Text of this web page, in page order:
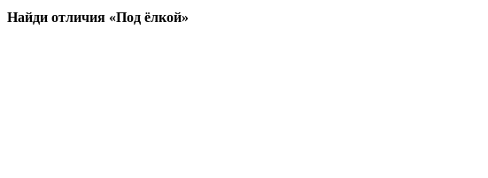
Найди отличия «Под ёлкой»